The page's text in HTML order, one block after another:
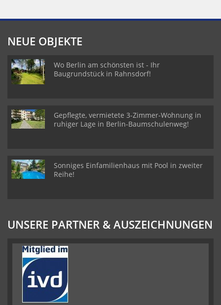
NEUE OBJEKTE
Wo Berlin am schönsten ist - Ihr
Baugrundstück in Rahnsdorf!
Gepflegte, vermietete 3-Zimmer-Wohnung in
ruhiger Lage in Berlin-Baumschulenweg!
Sonniges Einfamilienhaus mit Pool in zweiter
Reihe!
UNSERE PARTNER & AUSZEICHNUNGEN